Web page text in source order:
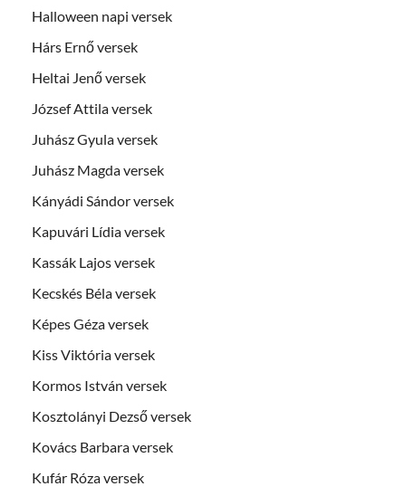
Halloween napi versek
Hárs Ernő versek
Heltai Jenő versek
József Attila versek
Juhász Gyula versek
Juhász Magda versek
Kányádi Sándor versek
Kapuvári Lídia versek
Kassák Lajos versek
Kecskés Béla versek
Képes Géza versek
Kiss Viktória versek
Kormos István versek
Kosztolányi Dezső versek
Kovács Barbara versek
Kufár Róza versek